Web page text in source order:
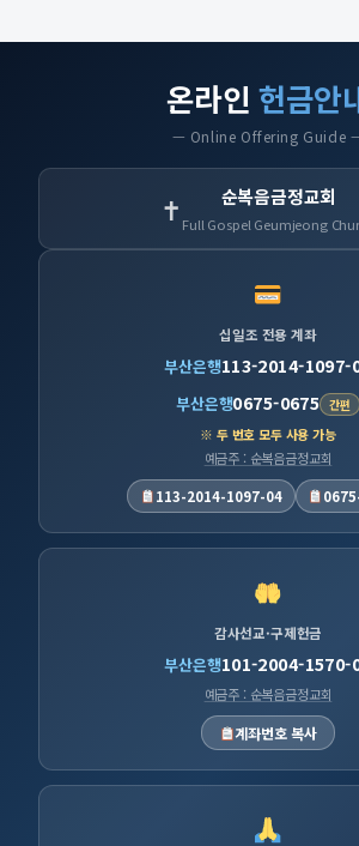
온라인 헌금안
— Online Offering Guide
✝ 순복음금정교회
Full Gospel Geumjeong
십일조 전용 계좌
부산은행113-2014-1097-
부산은행0675-0675 간편
※ 두 번호 모두 사용 가능
예금주 : 순복음금정교회
113-2014-1097-04
감사선교·구제헌금
부산은행101-2004-1570-
예금주 : 순복음금정교회
계좌번호 복사